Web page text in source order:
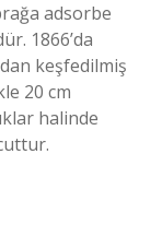
adsorbe
1866’da
keşfedilmiş
20 cm
halinde